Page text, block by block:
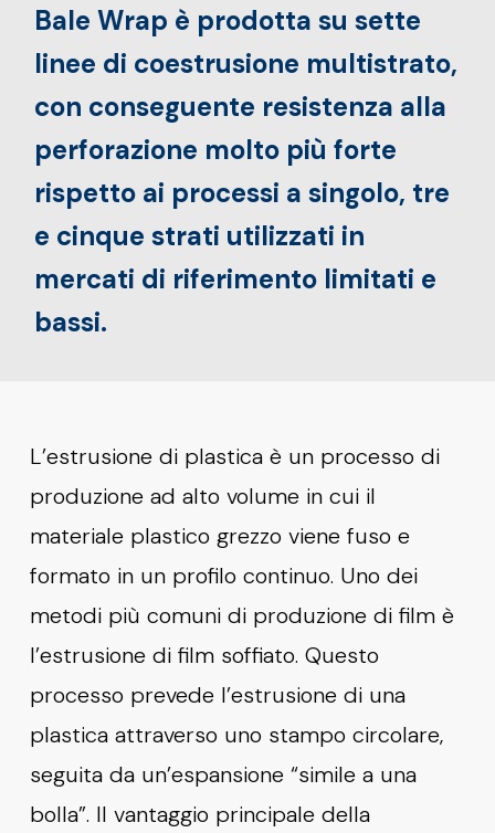
Bale Wrap è prodotta su sette
linee di coestrusione multistrato,
con conseguente resistenza alla
perforazione molto più forte
rispetto ai processi a singolo, tre
e cinque strati utilizzati in
mercati di riferimento limitati e
bassi.
L’estrusione di plastica è un processo di
produzione ad alto volume in cui il
materiale plastico grezzo viene fuso e
formato in un profilo continuo. Uno dei
metodi più comuni di produzione di film è
l’estrusione di film soffiato. Questo
processo prevede l’estrusione di una
plastica attraverso uno stampo circolare,
seguita da un’espansione “simile a una
bolla”. Il vantaggio principale della